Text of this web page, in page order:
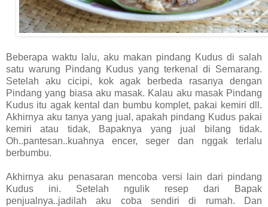
Beberapa waktu lalu, aku makan pindang Kudus di salah
satu warung Pindang Kudus yang terkenal di Semarang.
Setelah aku cicipi, kok agak berbeda rasanya dengan
Pindang yang biasa aku masak. Kalau aku masak Pindang
Kudus itu agak kental dan bumbu komplet, pakai kemiri dll.
Akhirnya aku tanya yang jual, apakah pindang Kudus pakai
kemiri atau tidak, Bapaknya yang jual bilang tidak.
Oh..pantesan..kuahnya encer, seger dan nggak terlalu
berbumbu.
Akhirnya aku penasaran mencoba versi lain dari pindang
Kudus ini. Setelah ngulik resep dari Bapak
penjualnya..jadilah aku coba sendiri di rumah. Dan